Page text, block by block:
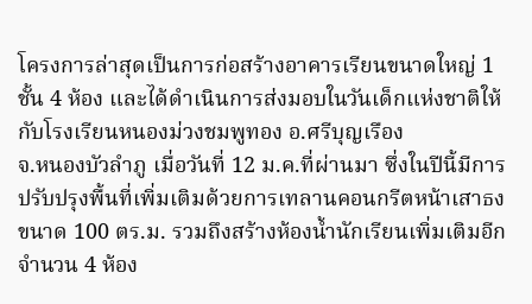
โครงการล่าสุดเป็นการก่อสร้างอาคารเรียนขนาดใหญ่ 1
ชั้น 4 ห้อง และได้ดำเนินการส่งมอบในวันเด็กแห่งชาติให้
กับโรงเรียนหนองม่วงชมพูทอง อ.ศรีบุญเรือง
จ.หนองบัวลำภู เมื่อวันที่ 12 ม.ค.ที่ผ่านมา ซึ่งในปีนี้มีการ
ปรับปรุงพื้นที่เพิ่มเติมด้วยการเทลานคอนกรีตหน้าเสาธง
ขนาด 100 ตร.ม. รวมถึงสร้างห้องน้ำนักเรียนเพิ่มเติมอีก
จำนวน 4 ห้อง